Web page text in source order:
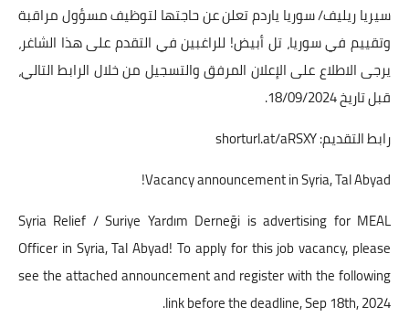
سيريا ريليف/ سوريا ياردم تعلن عن حاجتها لتوظيف مسؤول مراقبة
وتقييم في سوريا، تل أبيض! للراغبين في التقدم على هذا الشاغر،
يرجى الاطلاع على الإعلان المرفق والتسجيل من خلال الرابط التالي،
قبل تاريخ 18/09/2024.
رابط التقديم:shorturl.at/aRSXY
Vacancy announcement in Syria, Tal Abyad!
Syria Relief / Suriye Yardım Derneği is advertising for MEAL
Officer in Syria, Tal Abyad! To apply for this job vacancy, please
see the attached announcement and register with the following
link before the deadline, Sep 18th, 2024.